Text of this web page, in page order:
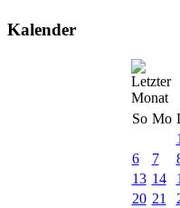
Kalender
So Mo
1
6
7
13 14
20 21